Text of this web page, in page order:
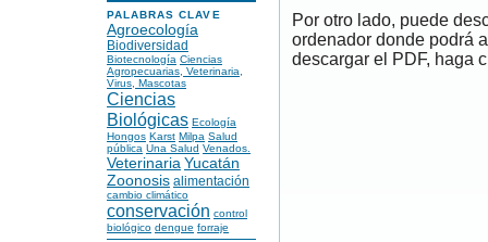
PALABRAS CLAVE
Agroecología
Biodiversidad
Biotecnología Ciencias
Agropecuarias, Veterinaria,
Virus, Mascotas
Ciencias
Biológicas Ecología
Hongos Karst Milpa Salud
pública Una Salud Venados.
Veterinaria Yucatán
Zoonosis alimentación
cambio climático
conservación control
biológico dengue forraje
Por otro lado, puede
ordenador donde podrá
descargar el PDF, haga